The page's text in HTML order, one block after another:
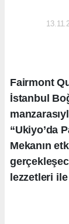
Fairmont
İstanbul
“Ukiyo’da
Mekanın
lezzetleri